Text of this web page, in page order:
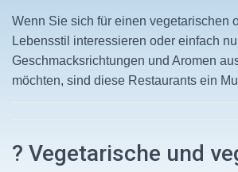
Wenn Sie sich für einen vegetarischen
Lebensstil interessieren oder einfach
Geschmacksrichtungen und Aromen
möchten, sind diese Restaurants ein
? Vegetarische und